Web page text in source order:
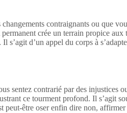
contraignants ou que
crée un terrain propice aux
d’un appel du corps à
sentez contrarié par des injustices
ce tourment profond. Il s’agit
peut-être oser enfin dire non,